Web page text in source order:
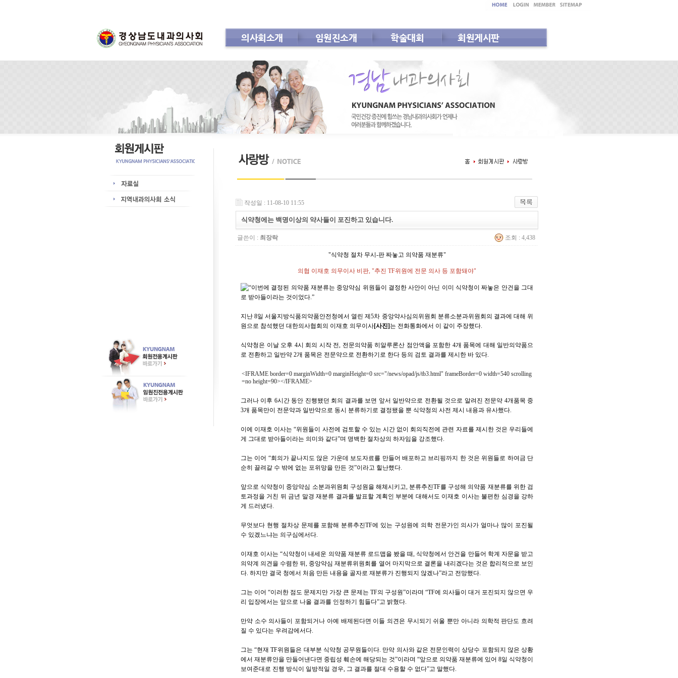
의사회소개 임원진소개 학술대회 회원게시판
작성일 : 11-08-10 11:55
식약청에는 백명이상의 약사들이 포진하고 있습니다.
글쓴이 : 최장락 조회 : 4,438
"식약청 절차 무시-판 짜놓고 의약품 재분류"
의협 이재호 의무이사 비판, "추진 TF위원에 전문 의사 등 포함돼야"
“이번에 결정된 의약품 재분류는 중앙약심 위원들이 결정한 사안이 아닌 이미 식약청이 짜놓은 안건을 그대
로 받아들이라는 것이었다.”
지난 8일 서울지방식품의약품안전청에서 열린 제5차 중앙약사심의위원회 분류소분과위원회의 결과에 대해 위
원으로 참석했던 대한의사협회의 이재호 의무이사[사진] 는 전화통화에서 이 같이 주장했다.
식약청은 이날 오후 4시 회의 시작 전, 전문의약품 히알루론산 점안액을 포함한 4개 품목에 대해 일반의약품으
로 전환하고 일반약 2개 품목은 전문약으로 전환하기로 한다 등의 검토 결과를 제시한 바 있다.
<IFRAME border=0 marginWidth=0 marginHeight=0 src="/news/opad/js/tb3.html" frameBorder=0 width=540 scrolling
=no height=90></IFRAME>
그러나 이후 6시간 동안 진행됐던 회의 결과를 보면 앞서 일반약으로 전환될 것으로 알려진 전문약 4개품목 중
3개 품목만이 전문약과 일반약으로 동시 분류하기로 결정됐을 뿐 식약청의 사전 제시 내용과 유사했다.
이에 이재호 이사는 “위원들이 사전에 검토할 수 있는 시간 없이 회의직전에 관련 자료를 제시한 것은 우리들에
게 그대로 받아들이라는 의미와 같다”며 명백한 절차상의 하자임을 강조했다.
그는 이어 “회의가 끝나지도 않은 가운데 보도자료를 만들어 배포하고 브리핑까지 한 것은 위원들로 하여금 단
순히 끌려갈 수 밖에 없는 포위망을 만든 것”이라고 힐난했다.
앞으로 식약청이 중앙약심 소분과위원회 구성원을 해체시키고, 분류추진TF를 구성해 의약품 재분류를 위한 검
토과정을 거친 뒤 금년 말경 재분류 결과를 발표할 계획인 부분에 대해서도 이재호 이사는 불편한 심경을 강하
게 드러냈다.
무엇보다 현행 절차상 문제를 포함해 분류추진TF에 있는 구성원에 의학 전문가인 의사가 얼마나 많이 포진될
수 있겠느냐는 의구심에서다.
이재호 이사는 “식약청이 내세운 의약품 재분류 로드맵을 봤을 때, 식약청에서 안건을 만들어 학계 자문을 받고
의약계 의견을 수렴한 뒤, 중앙약심 재분류위원회를 열어 마지막으로 결론을 내리겠다는 것은 합리적으로 보인
다. 하지만 결국 청에서 처음 만든 내용을 골자로 재분류가 진행되지 않겠나”라고 전망했다.
그는 이어 “이러한 점도 문제지만 가장 큰 문제는 TF의 구성원”이라며 “TF에 의사들이 대거 포진되지 않으면 우
리 입장에서는 앞으로 나올 결과를 인정하기 힘들다”고 밝혔다.
만약 소수 의사들이 포함되거나 아예 배제된다면 이들 의견은 무시되기 쉬울 뿐만 아니라 의학적 판단도 흐려
질 수 있다는 우려감에서다.
그는 “현재 TF위원들은 대부분 식약청 공무원들이다. 만약 의사와 같은 전문인력이 상당수 포함되지 않은 상황
에서 재분류안을 만들어낸다면 중립성 훼손에 해당되는 것”이라며 “앞으로 의약품 재분류에 있어 8일 식약청이
보여준대로 진행 방식이 일방적일 경우, 그 결과를 절대 수용할 수 없다”고 말했다.